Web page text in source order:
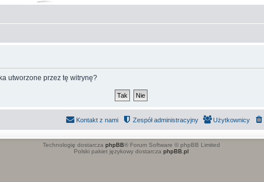
utworzone przez tę witrynę?
Użytkownicy
Zespół administracyjny
Kontakt z nami
Technologię dostarcza phpBB® Forum Software © phpBB Limited
Polski pakiet językowy dostarcza phpBB.pl